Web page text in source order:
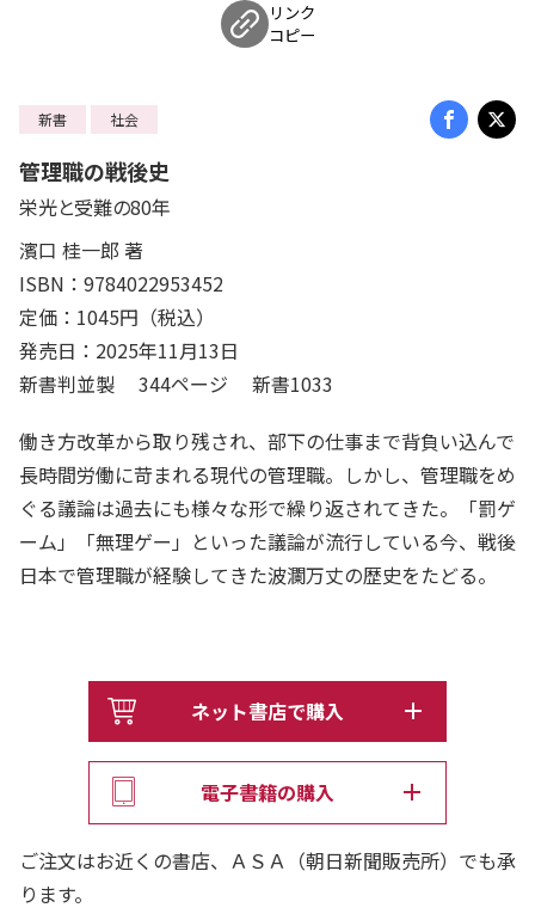
リンク
コピー
新書 社会
管理職の戦後史
栄光と受難の80年
濱口 桂一郎 著
ISBN：9784022953452
定価：1045円（税込）
発売日：2025年11月13日
新書判並製 344ページ 新書1033
働き方改革から取り残され、部下の仕事まで背負い込んで
長時間労働に苛まれる現代の管理職。しかし、管理職をめ
ぐる議論は過去にも様々な形で繰り返されてきた。「罰ゲ
ーム」「無理ゲー」といった議論が流行している今、戦後
日本で管理職が経験してきた波瀾万丈の歴史をたどる。
ネット書店で購入
電子書籍の購入
ご注文はお近くの書店、ＡＳＡ（朝日新聞販売所）でも承
ります。